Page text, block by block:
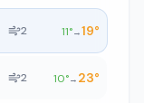
2 11°→19°
2 10°→ 23°